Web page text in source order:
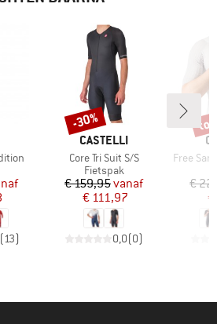
prijs
13)
MERK
CASTELLI
Artikel
Core Tri Suit S/S
Productgroep
Fietspak
Prijs
€ 159,95Verlaagde prijs
vanaf
€ 111,97
0,0(0)
Korting
-30%
Artikel
Free
€
€
tot